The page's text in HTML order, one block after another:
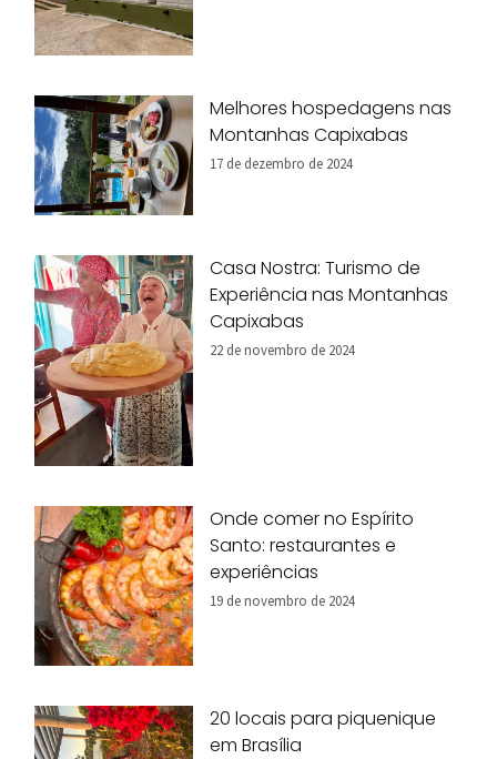
Melhores hospedagens nas
Montanhas Capixabas
17 de dezembro de 2024
Casa Nostra: Turismo de
Experiência nas Montanhas
Capixabas
22 de novembro de 2024
Onde comer no Espírito
Santo: restaurantes e
experiências
19 de novembro de 2024
20 locais para piquenique
em Brasília